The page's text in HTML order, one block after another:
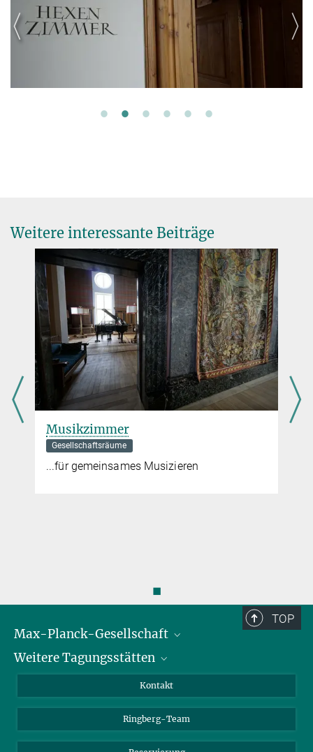
Weitere interessante Beiträge
Musikzimmer
Gesellschaftsräume
...für gemeinsames Musizieren
◼
TOP
Max-Planck-Gesellschaft
Karriere bei der MPG
Weitere Tagungsstätten
Max-Planck-Haus Tübingen
Max-Planck-Haus Heidelberg
Kontakt
Ringberg-Team